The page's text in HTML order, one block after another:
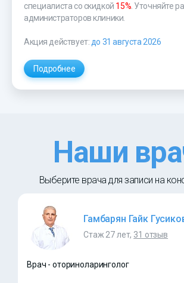
специалиста со скидкой 15% . Уточняйте
администраторов клиники.
Акция действует: до 31 августа 2026
Подробнее
Наши
Выберите врача для записи на
Гамбарян Гайк
Стаж 27 лет, 31 отзыв
Врач - оториноларинголог